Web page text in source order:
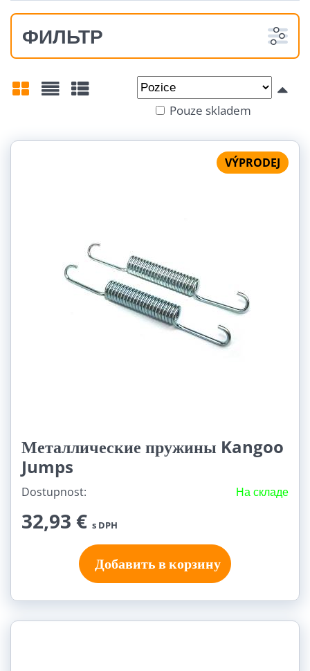
ФИЛЬТР
Do:Pouze skladem
VÝPRODEJ
Металлические пружины Kangoo
Jumps
Dostupnost: На складе
32,93 € s DPH
Добавить в корзину